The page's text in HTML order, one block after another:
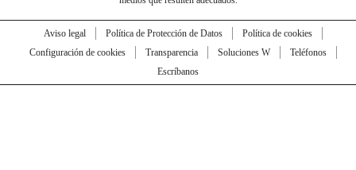
Aviso legal Política de Protección de Datos
Política de cookies
Configuración de cookies
Transparencia Soluciones W
Teléfonos
Escríbanos